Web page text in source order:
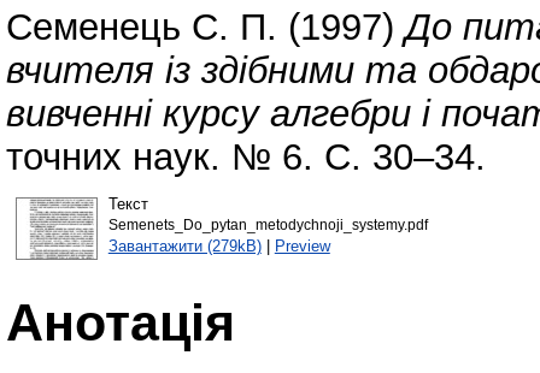
Семенець С. П. (1997)До
вчителя із здібними та
вивченні курсу алгебри і
точних наук. № 6. С. 30–34.
Текст
Semenets_Do_pytan_metodychnoji_systemy.pdf
Завантажити (279kB)| Preview
Анотація